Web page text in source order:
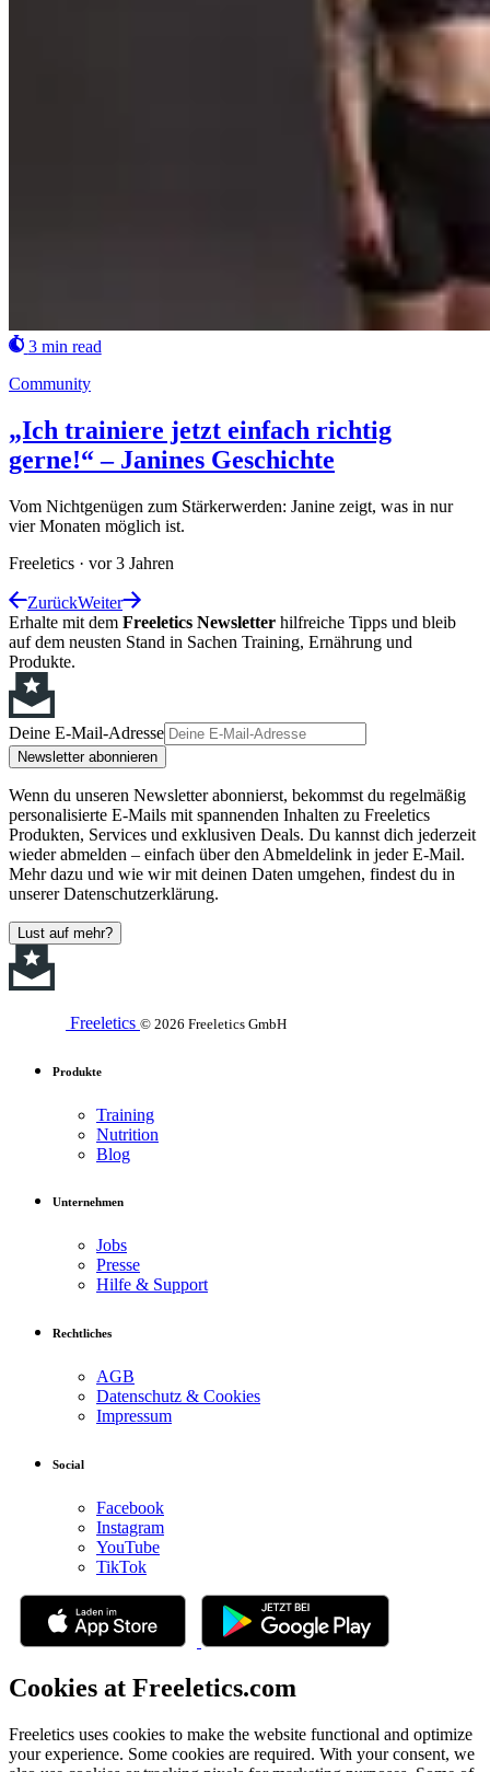
3 min read
Community
„Ich trainiere jetzt einfach richtig
gerne!“ – Janines Geschichte
Vom Nichtgenügen zum Stärkerwerden: Janine zeigt, was in nur
vier Monaten möglich ist.
Freeletics · vor 3 Jahren
ZurückWeiter
Erhalte mit dem Freeletics Newsletter hilfreiche Tipps und bleib
auf dem neusten Stand in Sachen Training, Ernährung und
Produkte.
Deine E-Mail-Adresse
Newsletter abonnieren
Wenn du unseren Newsletter abonnierst, bekommst du regelmäßig
personalisierte E-Mails mit spannenden Inhalten zu Freeletics
Produkten, Services und exklusiven Deals. Du kannst dich jederzeit
wieder abmelden – einfach über den Abmeldelink in jeder E-Mail.
Mehr dazu und wie wir mit deinen Daten umgehen, findest du in
unserer Datenschutzerklärung.
Lust auf mehr?
Freeletics © 2026 Freeletics GmbH
Produkte
Training
Nutrition
Blog
Unternehmen
Jobs
Presse
Hilfe & Support
Rechtliches
AGB
Datenschutz & Cookies
Impressum
Social
Facebook
Instagram
YouTube
TikTok
Cookies at Freeletics.com
Freeletics uses cookies to make the website functional and optimize
your experience. Some cookies are required. With your consent, we